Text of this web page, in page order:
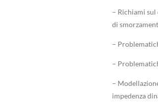
– Richiami
di
–
–
–
impedenza